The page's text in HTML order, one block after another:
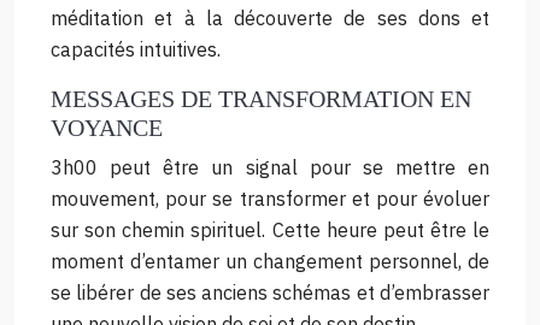
méditation et à la découverte de ses dons et
capacités intuitives.
MESSAGES DE TRANSFORMATION EN
VOYANCE
3h00 peut être un signal pour se mettre en
mouvement, pour se transformer et pour évoluer
sur son chemin spirituel. Cette heure peut être le
moment d’entamer un changement personnel, de
se libérer de ses anciens schémas et d’embrasser